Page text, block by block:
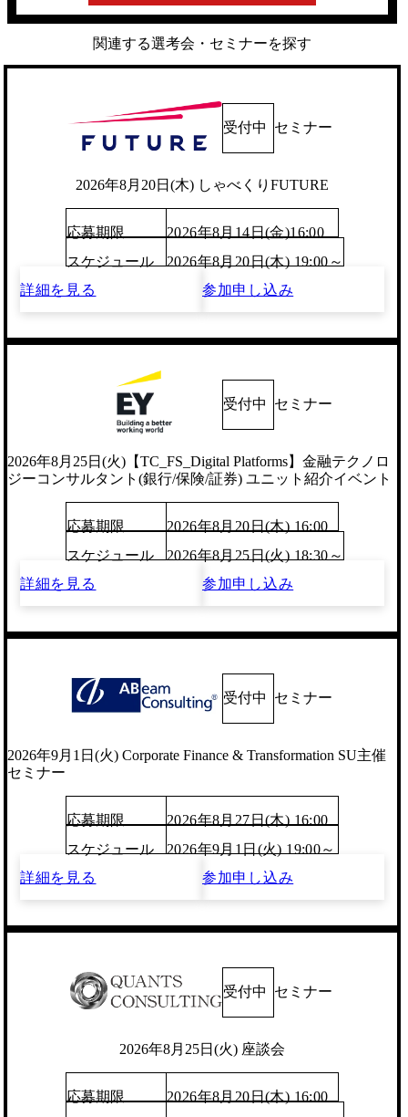
関連する選考会・セミナーを探す
受付中 セミナー
2026年8月20日(木) しゃべくりFUTURE
応募期限
2026年8月14日(金)16:00
スケジュール
2026年8月20日(木) 19:00～
詳細を見る
参加申し込み
受付中 セミナー
2026年8月25日(火)【TC_FS_Digital Platforms】金融テクノロ
ジーコンサルタント(銀行/保険/証券) ユニット紹介イベント
応募期限
2026年8月20日(木) 16:00
スケジュール
2026年8月25日(火) 18:30～
詳細を見る
参加申し込み
受付中 セミナー
2026年9月1日(火) Corporate Finance & Transformation SU主催
セミナー
応募期限
2026年8月27日(木) 16:00
スケジュール
2026年9月1日(火) 19:00～
詳細を見る
参加申し込み
受付中 セミナー
2026年8月25日(火) 座談会
応募期限
2026年8月20日(木) 16:00